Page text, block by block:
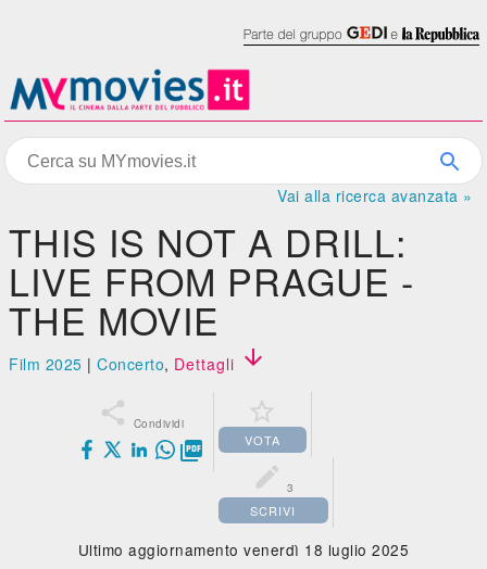
Vai alla ricerca avanzata »
THIS IS NOT A DRILL:
LIVE FROM PRAGUE -
THE MOVIE
Film 2025 |Concerto, Dettagli 
 Condividi


VOTA
 3
SCRIVI
Ultimo aggiornamento venerdì 18 luglio 2025